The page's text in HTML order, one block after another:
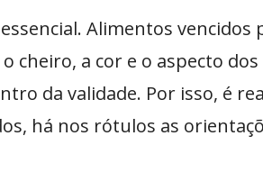
Alimentos
a cor e o aspecto
da validade. Por isso, é
há nos rótulos as